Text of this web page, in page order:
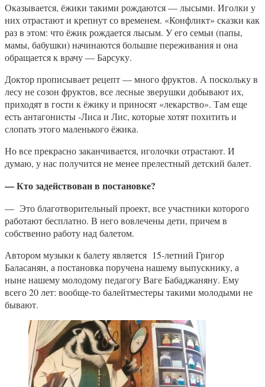
Оказывается, ёжики такими рождаются — лысыми. Иголки у
них отрастают и крепнут со временем. «Конфликт» сказки как
раз в этом: что ёжик рождается лысым. У его семьи (папы,
мамы, бабушки) начинаются большие переживания и она
обращается к врачу — Барсуку.
Доктор прописывает рецепт — много фруктов. А поскольку в
лесу не созон фруктов, все лесные зверушки добывают их,
приходят в гости к ёжику и приносят «лекарство». Там еще
есть антагонисты -Лиса и Лис, которые хотят похитить и
слопать этого маленького ёжика.
Но все прекрасно заканчивается, иголочки отрастают. И
думаю, у нас получится не менее прелестный детский балет.
— Кто задействован в постановке?
— Это благотворительный проект, все участники которого
работают бесплатно. В него вовлечены дети, причем в
собственно работу над балетом.
Автором музыки к балету является 15-летний Григор
Баласанян, а постановка поручена нашему выпускнику, а
ныне нашему молодому педагогу Ваге Бабаджаняну. Ему
всего 20 лет: вообще-то балейтместеры такими молодыми не
бывают.